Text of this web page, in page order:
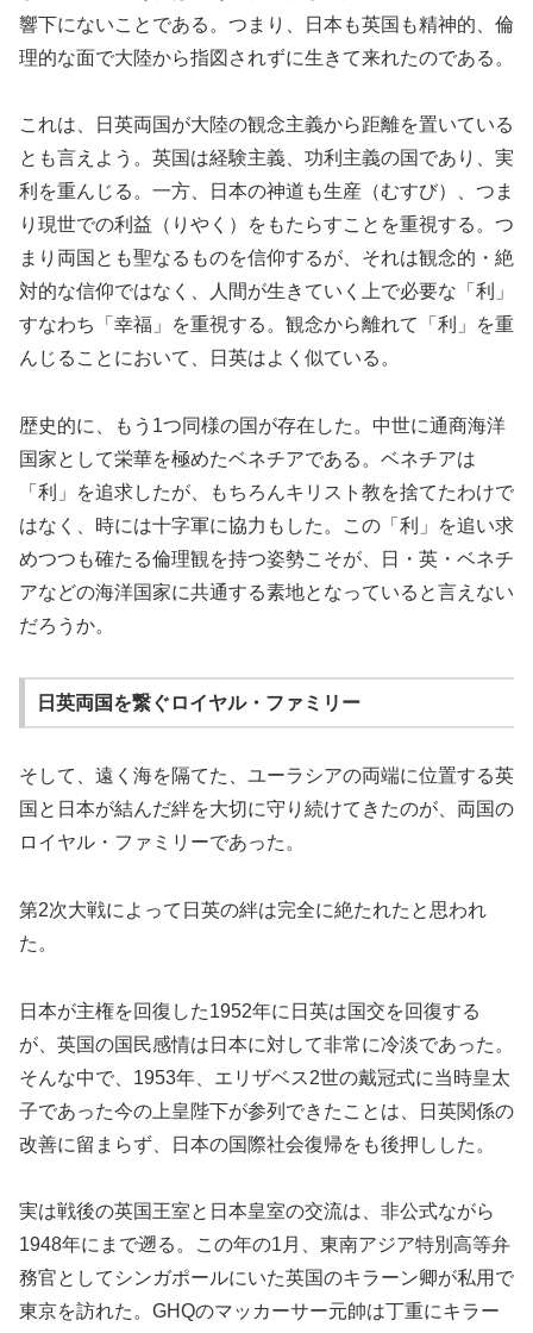
響下にないことである。つまり、日本も英国も精神的、倫
理的な面で大陸から指図されずに生きて来れたのである。
これは、日英両国が大陸の観念主義から距離を置いている
とも言えよう。英国は経験主義、功利主義の国であり、実
利を重んじる。一方、日本の神道も生産（むすび）、つま
り現世での利益（りやく）をもたらすことを重視する。つ
まり両国とも聖なるものを信仰するが、それは観念的・絶
対的な信仰ではなく、人間が生きていく上で必要な「利」
すなわち「幸福」を重視する。観念から離れて「利」を重
んじることにおいて、日英はよく似ている。
歴史的に、もう1つ同様の国が存在した。中世に通商海洋
国家として栄華を極めたベネチアである。ベネチアは
「利」を追求したが、もちろんキリスト教を捨てたわけで
はなく、時には十字軍に協力もした。この「利」を追い求
めつつも確たる倫理観を持つ姿勢こそが、日・英・ベネチ
アなどの海洋国家に共通する素地となっていると言えない
だろうか。
日英両国を繋ぐロイヤル・ファミリー
そして、遠く海を隔てた、ユーラシアの両端に位置する英
国と日本が結んだ絆を大切に守り続けてきたのが、両国の
ロイヤル・ファミリーであった。
第2次大戦によって日英の絆は完全に絶たれたと思われ
た。
日本が主権を回復した1952年に日英は国交を回復する
が、英国の国民感情は日本に対して非常に冷淡であった。
そんな中で、1953年、エリザベス2世の戴冠式に当時皇太
子であった今の上皇陛下が参列できたことは、日英関係の
改善に留まらず、日本の国際社会復帰をも後押しした。
実は戦後の英国王室と日本皇室の交流は、非公式ながら
1948年にまで遡る。この年の1月、東南アジア特別高等弁
務官としてシンガポールにいた英国のキラーン卿が私用で
東京を訪れた。GHQのマッカーサー元帥は丁重にキラー